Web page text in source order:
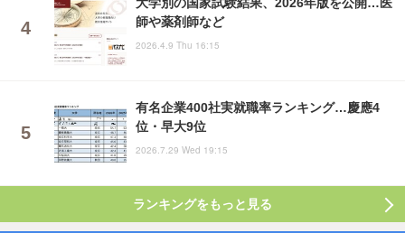
師や薬剤師など
2026.4.9 Thu 16:15
有名企業400社実就職率ランキング…慶應4
位・早大9位
2026.7.29 Wed 19:15
ランキングをもっと見る